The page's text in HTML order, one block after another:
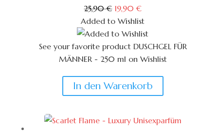
der
Produktseite
25,90€ Ursprünglicher
Preis
war:
25,90 €
19,90€Aktueller
Preis
ist:
19,90 €.
Added to Wishlist
See your favorite product DUSCHGEL FÜR
MÄNNER - 250 ml on Wishlist
In den Warenkorb